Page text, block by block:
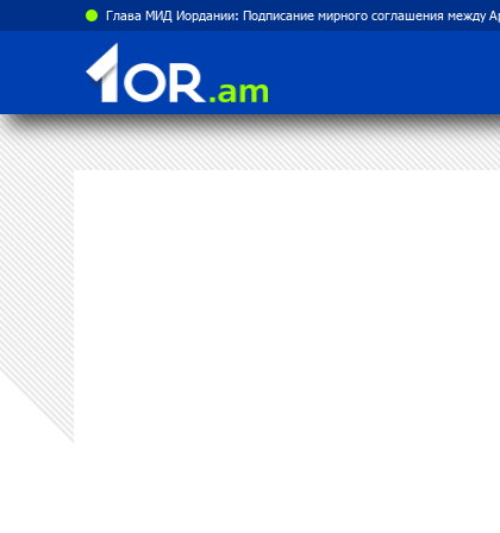
Глава МИД Иордании: Подписание мирного соглашения между